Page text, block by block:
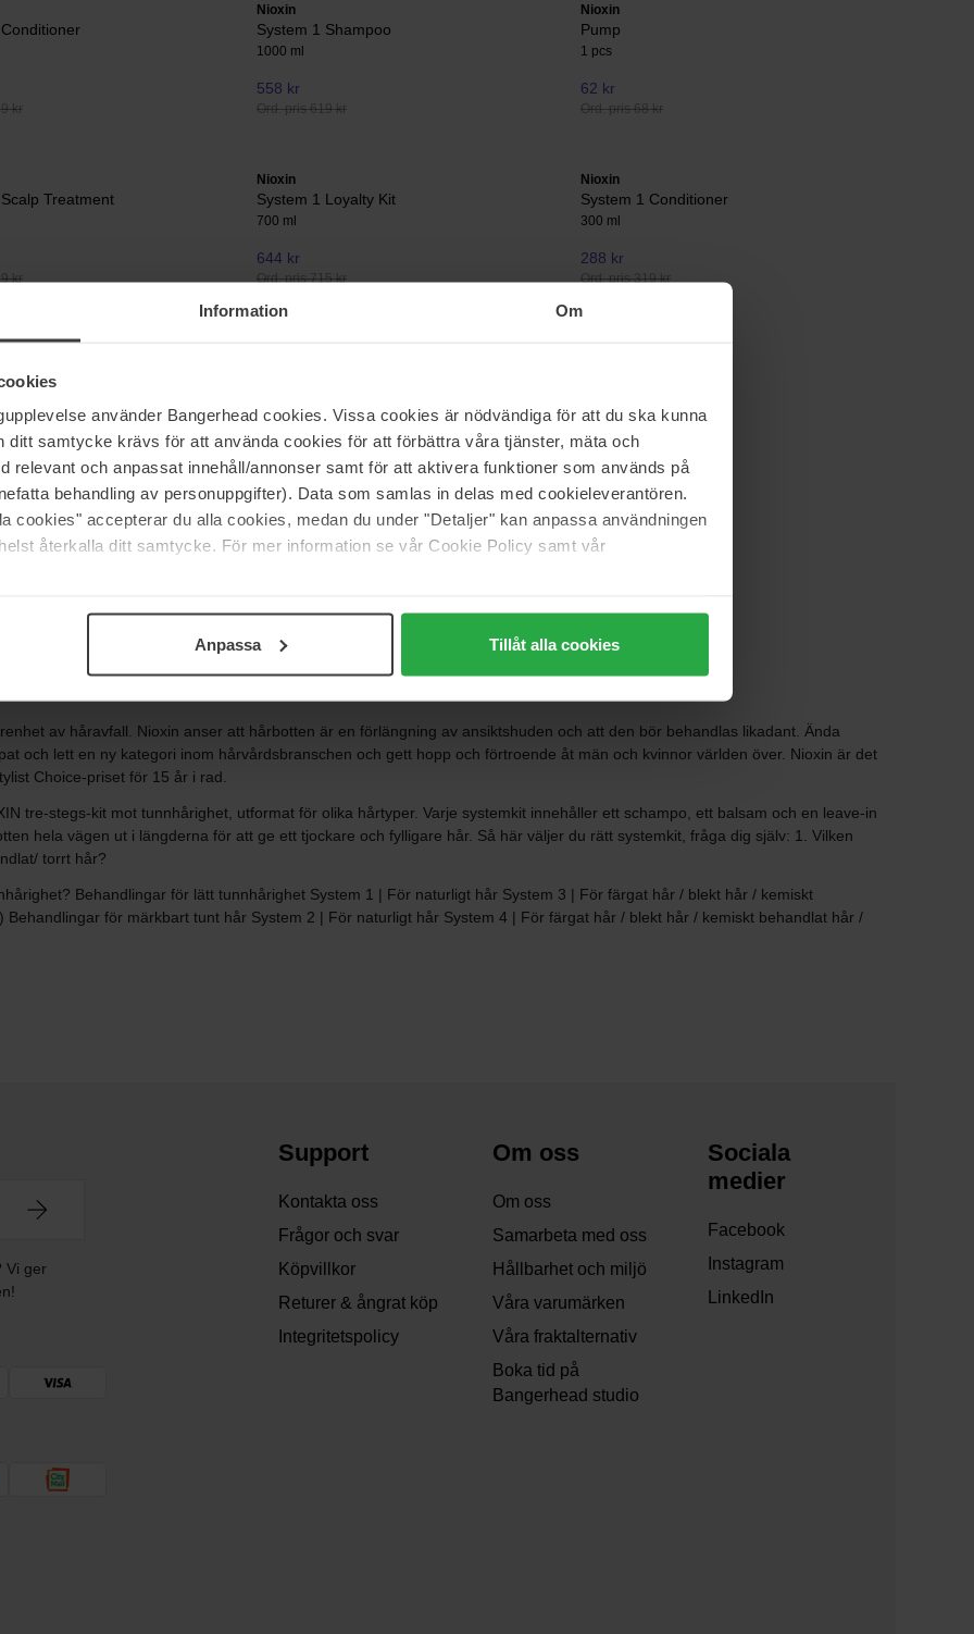
Information Om
använder Bangerhead cookies. Vissa cookies är nödvändiga för att du ska kunna
ditt samtycke krävs för att använda cookies för att förbättra våra tjänster, mäta och
relevant och anpassat innehåll/annonser samt för att aktivera funktioner som används på
behandling av personuppgifter). Data som samlas in delas med cookieleverantören.
cookies" accepterar du alla cookies, medan du under "Detaljer" kan anpassa användningen
återkalla ditt samtycke. För mer information se vår Cookie Policy samt vår
Anpassa Tillåt alla cookies
kr
Nioxin
System 1 Shampoo
1000 ml
558 kr
Ord. pris 619 kr
Nioxin
Pump
1 pcs
62 kr
Ord. pris 68 kr
Treatment
kr
Nioxin
System 1 Loyalty Kit
700 ml
644 kr
Ord. pris 715 kr
Nioxin
System 1 Conditioner
300 ml
288 kr
Ord. pris 319 kr
kr
556 kr
Ord. pris 849 kr
540 kr
Ord. pris 599 kr
Sida 1 av 3 Nästa
Visa fler
av håravfall. Nioxin anser att hårbotten är en förlängning av ansiktshuden och att den bör behandlas likadant. Ända
och lett en ny kategori inom hårvårdsbranschen och gett hopp och förtroende åt män och kvinnor världen över. Nioxin är det
Choice-priset för 15 år i rad.
tre-stegs-kit mot tunnhårighet, utformat för olika hårtyper. Varje systemkit innehåller ett schampo, ett balsam och en leave-in
hela vägen ut i längderna för att ge ett tjockare och fylligare hår. Så här väljer du rätt systemkit, fråga dig själv: 1. Vilken
torrt hår?
Behandlingar för lätt tunnhårighet System 1 | För naturligt hår System 3 | För färgat hår / blekt hår / kemiskt
för märkbart tunt hår System 2 | För naturligt hår System 4 | För färgat hår / blekt hår / kemiskt behandlat hår /
Vi ger
Support
Kontakta oss
Frågor och svar
Köpvillkor
Returer & ångrat köp
Integritetspolicy
Om oss
Om oss
Samarbeta med oss
Hållbarhet och miljö
Våra varumärken
Våra fraktalternativ
Boka tid på
Bangerhead studio
Sociala
medier
Facebook
Instagram
LinkedIn